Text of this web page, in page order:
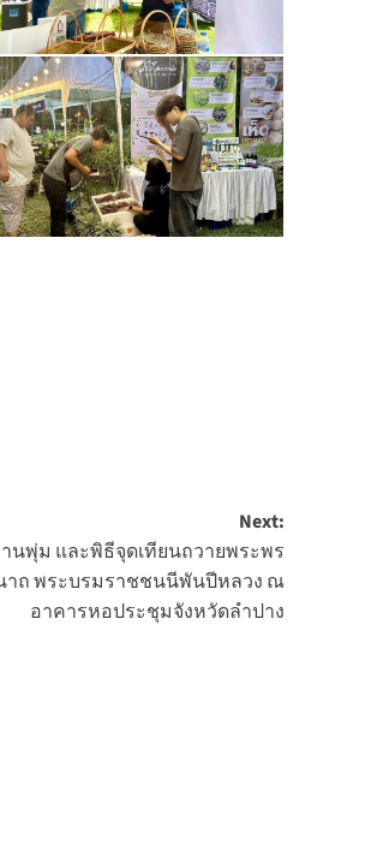
Next:
นพุ่ม และพิธีจุดเทียนถวายพระพร
าถ พระบรมราชชนนีพันปีหลวง ณ
อาคารหอประชุมจังหวัดลำปาง